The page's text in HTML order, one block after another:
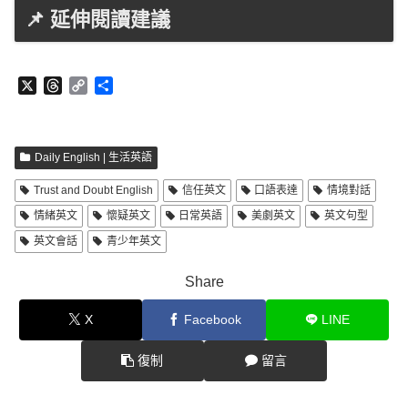
📌 延伸閱讀建議
a
d
s
C
L
i
n
k
Daily English | 生活英語
Trust and Doubt English 信任英文 口語表達
情境對話
情緒英文
懷疑英文 日常英語 美劇英文
英文句型
英文會話
青少年英文
Share
X Facebook LINE
復制 留言